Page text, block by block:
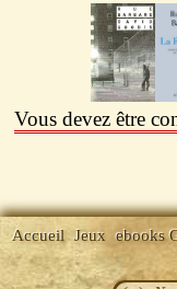
Vous devez être
Accueil Jeux ebooks